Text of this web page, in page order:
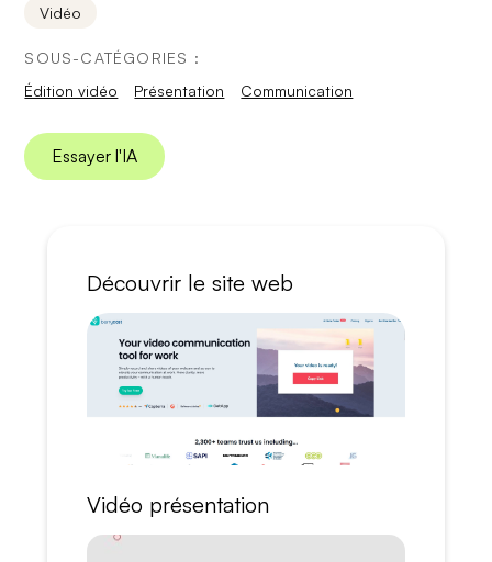
Vidéo
SOUS-CATÉGORIES :
Édition vidéo
Présentation Communication
Essayer l'IA
Découvrir le site web
Vidéo présentation